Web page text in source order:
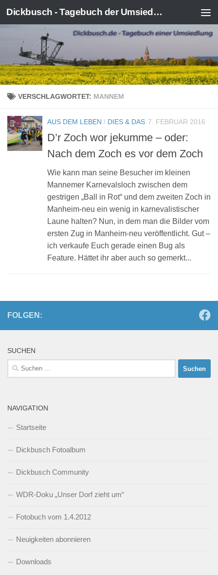
Zum Inhalt springen Dickbusch - Tagebuch der Umsiedlung von Kerpen-Manheim
VERSCHLAGWORTET: MANNEM
AUS DEM LEBEN / DIES & DAS 7. FEBRUAR 2016
D’r Zoch wor jekumme – oder:
Nach dem Zoch es vor dem Zoch
Wie kann man seine Besucher im kleinen
Mannemer Karnevalsloch zwischen dem
gestrigen „Ball in Rot“ und dem zweiten Zoch in
Manheim-neu ein wenig in karnevalistischer
Laune halten? Nun, in dem man die Bilder vom
ersten Zug in Manheim-neu veröffentlicht. Gut –
ich verkaufe Euch gerade einen Bug als
Feature. Hättet ihr aber auch so gemerkt...
FOLGEN:
SUCHEN
Suchen
nach:
NAVIGATION
Startseite
Dickbusch Fotoalbum
Dickbusch Community
WDR-Doku „Unser Dorf zieht um“
Fotobuch vom 1.4.2012
Neuigkeiten abonnieren
Downloads